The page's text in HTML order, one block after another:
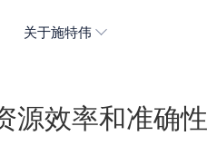
关于施特伟
源效率和准确性